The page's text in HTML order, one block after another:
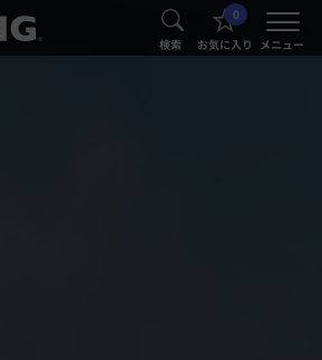
® 検索
0
お気に入り メニュー
®